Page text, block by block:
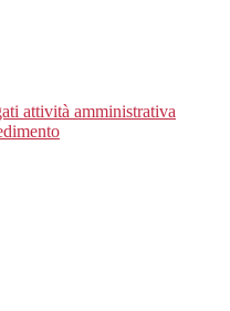
attività amministrativa